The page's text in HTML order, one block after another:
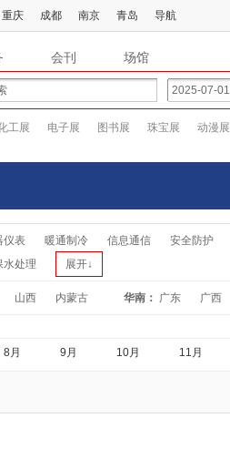
重庆 成都 南京 青岛 导航
会刊 场馆
工展 电子展 图书展 珠宝展 动漫展
仪表 暖通制冷 信息通信
安全防护
水处理 展开↓
山西 内蒙古 华南： 广东 广西
8月 9月 10月 11月